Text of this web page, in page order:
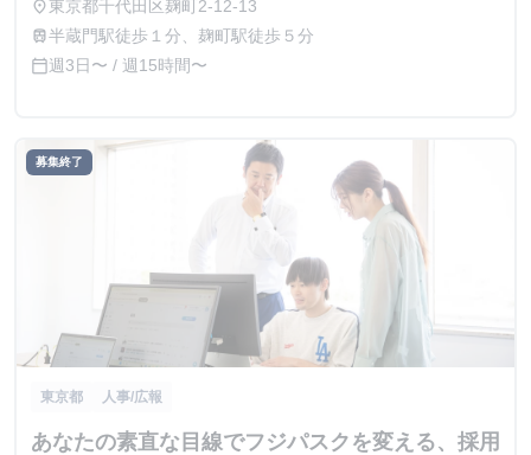
place東京都千代田区麹町2-12-13
train半蔵門駅徒歩１分、麹町駅徒歩５分
calendar_today週3日〜 / 週15時間〜
募集終了
東京都 人事/広報
あなたの素直な目線でフジパスクを変える、採用